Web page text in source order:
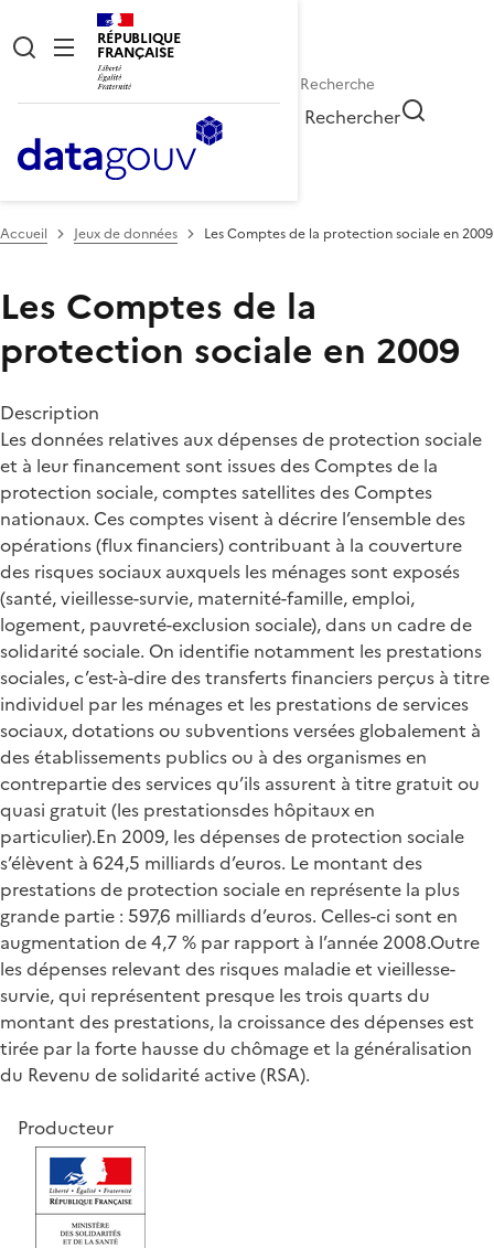
RÉPUBLIQUE
FRANÇAISE
Rechercher
Accueil Jeux de données Les Comptes de la protection sociale en 2009
Les Comptes de la
protection sociale en 2009
Description
Les données relatives aux dépenses de protection sociale
et à leur financement sont issues des Comptes de la
protection sociale, comptes satellites des Comptes
nationaux. Ces comptes visent à décrire l’ensemble des
opérations (flux financiers) contribuant à la couverture
des risques sociaux auxquels les ménages sont exposés
(santé, vieillesse-survie, maternité-famille, emploi,
logement, pauvreté-exclusion sociale), dans un cadre de
solidarité sociale. On identifie notamment les prestations
sociales, c’est-à-dire des transferts financiers perçus à titre
individuel par les ménages et les prestations de services
sociaux, dotations ou subventions versées globalement à
des établissements publics ou à des organismes en
contrepartie des services qu’ils assurent à titre gratuit ou
quasi gratuit (les prestationsdes hôpitaux en
particulier).En 2009, les dépenses de protection sociale
s’élèvent à 624,5 milliards d’euros. Le montant des
prestations de protection sociale en représente la plus
grande partie : 597,6 milliards d’euros. Celles-ci sont en
augmentation de 4,7 % par rapport à l’année 2008.Outre
les dépenses relevant des risques maladie et vieillesse-
survie, qui représentent presque les trois quarts du
montant des prestations, la croissance des dépenses est
tirée par la forte hausse du chômage et la généralisation
du Revenu de solidarité active (RSA).
Producteur